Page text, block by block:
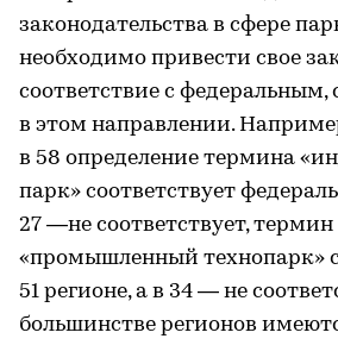
законодательства в сфере
необходимо привести свое
соответствие с федеральным,
в этом направлении.
в 58 определение термина
парк» соответствует
27 —не соответствует, термин
«промышленный технопарк»
51 регионе, а в 34 — не
большинстве регионов